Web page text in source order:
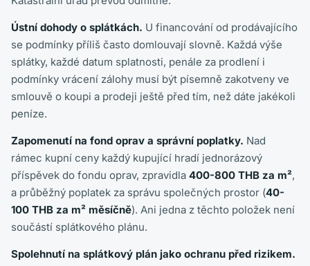
Ústní dohody o splátkách. U financování od prodávajícího
se podmínky příliš často domlouvají slovně. Každá výše
splátky, každé datum splatnosti, penále za prodlení i
podmínky vrácení zálohy musí být písemně zakotveny ve
smlouvě o koupi a prodeji ještě před tím, než dáte jakékoli
peníze.
Zapomenutí na fond oprav a správní poplatky. Nad
rámec kupní ceny každý kupující hradí jednorázový
příspěvek do fondu oprav, zpravidla 400-800 THB za m²,
a průběžný poplatek za správu společných prostor (40-
100 THB za m² měsíčně). Ani jedna z těchto položek není
součástí splátkového plánu.
Spolehnutí na splátkový plán jako ochranu před rizikem.